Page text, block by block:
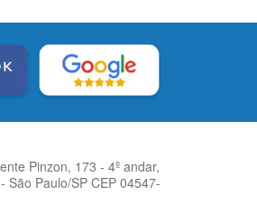
Pinzon, 173 - 4º andar,
São Paulo/SP CEP 04547-